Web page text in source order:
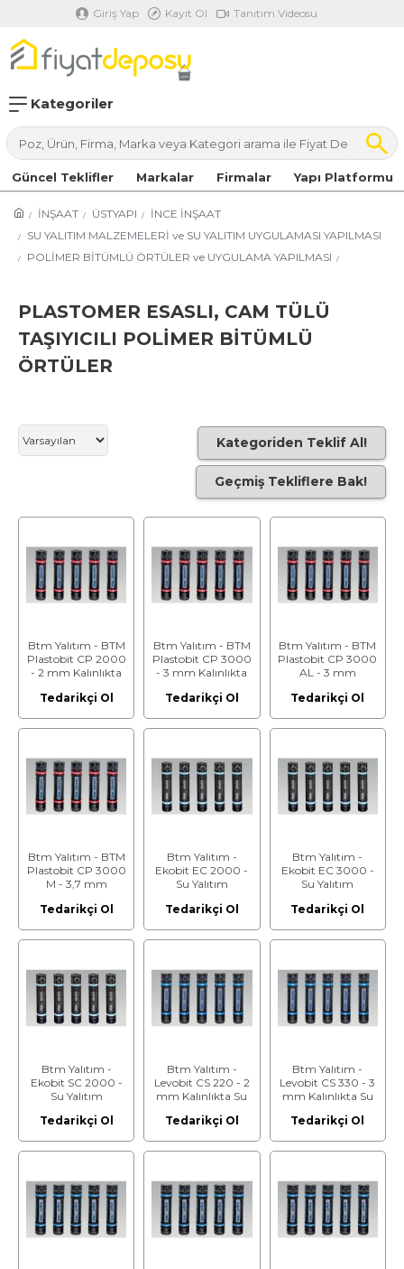
Giriş Yap Kayıt Ol Tanıtım Videosu
Kategoriler
Güncel Teklifler Markalar Firmalar Yapı Platformu
İNŞAAT ÜSTYAPI
İNCE İNŞAAT
SU YALITIM MALZEMELERİ ve SU YALITIM UYGULAMASI YAPILMASI
POLİMER BİTÜMLÜ ÖRTÜLER ve UYGULAMA YAPILMASI
PLASTOMER ESASLI, CAM TÜLÜ
TAŞIYICILI POLİMER BİTÜMLÜ
ÖRTÜLER
Kategoriden Teklif Al!
Geçmiş Tekliflere Bak!
Btm Yalıtım - BTM
Plastobit CP 2000
- 2 mm Kalınlıkta
Membranı
Tedarikçi Ol
Btm Yalıtım - BTM
Plastobit CP 3000
- 3 mm Kalınlıkta
Membranı
Tedarikçi Ol
Btm Yalıtım - BTM
Plastobit CP 3000
AL - 3 mm
Yalıtım Membranı
Tedarikçi Ol
Btm Yalıtım - BTM
Plastobit CP 3000
M - 3,7 mm
Yalıtım Membranı
Tedarikçi Ol
Btm Yalıtım -
Ekobit EC 2000 -
Su Yalıtım
Tedarikçi Ol
Btm Yalıtım -
Ekobit EC 3000 -
Su Yalıtım
Tedarikçi Ol
Btm Yalıtım -
Ekobit SC 2000 -
Su Yalıtım
Tedarikçi Ol
Btm Yalıtım -
Levobit CS 220 - 2
mm Kalınlıkta Su
Tedarikçi Ol
Btm Yalıtım -
Levobit CS 330 - 3
mm Kalınlıkta Su
Tedarikçi Ol